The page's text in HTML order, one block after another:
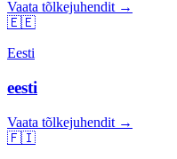
Vaata tõlkejuhendit →
🇪🇪
Eesti
eesti
Vaata tõlkejuhendit →
🇫🇮